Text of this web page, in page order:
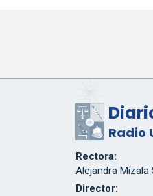
Radio
Rectora:
Alejandra Mizala
Director: